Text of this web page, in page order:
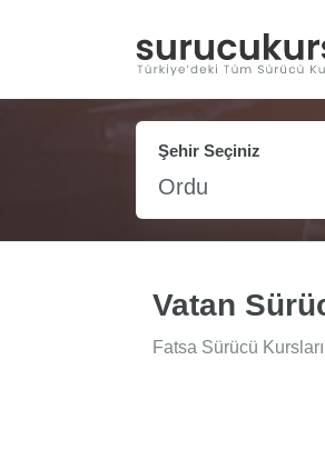
Şehir Seçiniz
Ordu
Vatan
Fatsa Sürücü